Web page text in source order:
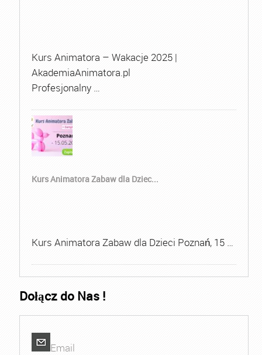
Kurs Animatora – Wakacje 2025 |
AkademiaAnimatora.pl
Profesjonalny …
Kurs Animatora Zabaw dla Dziec...
Kurs Animatora Zabaw dla Dzieci Poznań, 15 …
Dołącz do Nas !
Email